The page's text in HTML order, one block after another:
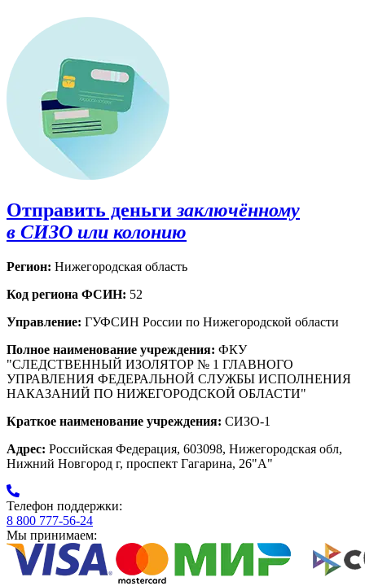
Отправить деньги заключённому
в СИЗО или колонию
Регион: Нижегородская область
Код региона ФСИН: 52
Управление: ГУФСИН России по Нижегородской области
Полное наименование учреждения: ФКУ
"СЛЕДСТВЕННЫЙ ИЗОЛЯТОР № 1 ГЛАВНОГО
УПРАВЛЕНИЯ ФЕДЕРАЛЬНОЙ СЛУЖБЫ ИСПОЛНЕНИЯ
НАКАЗАНИЙ ПО НИЖЕГОРОДСКОЙ ОБЛАСТИ"
Краткое наименование учреждения: СИЗО-1
Адрес: Российская Федерация, 603098, Нижегородская обл,
Нижний Новгород г, проспект Гагарина, 26"А"
Телефон поддержки:
8 800 777-56-24
Мы принимаем: